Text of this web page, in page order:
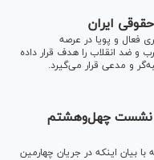
ایران
فعال و پویا در عرصه
و ضد انقلاب را هدف قرار داده
و مدعی قرار می‌گیرد.
نشست چهل‌وهشتم
با بیان اینکه در جریان چهارمین